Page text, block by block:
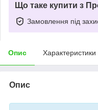
Що таке купити з
Замовлення під
Опис Характеристики
Опис